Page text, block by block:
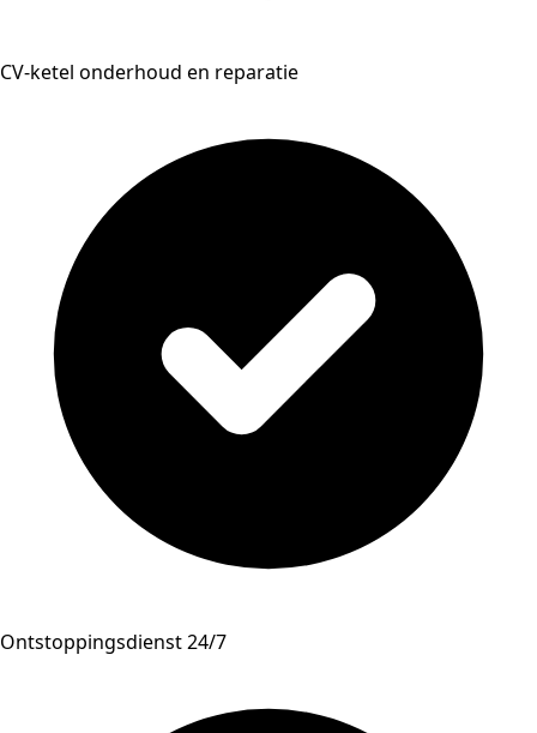
CV-ketel onderhoud en reparatie
Ontstoppingsdienst 24/7